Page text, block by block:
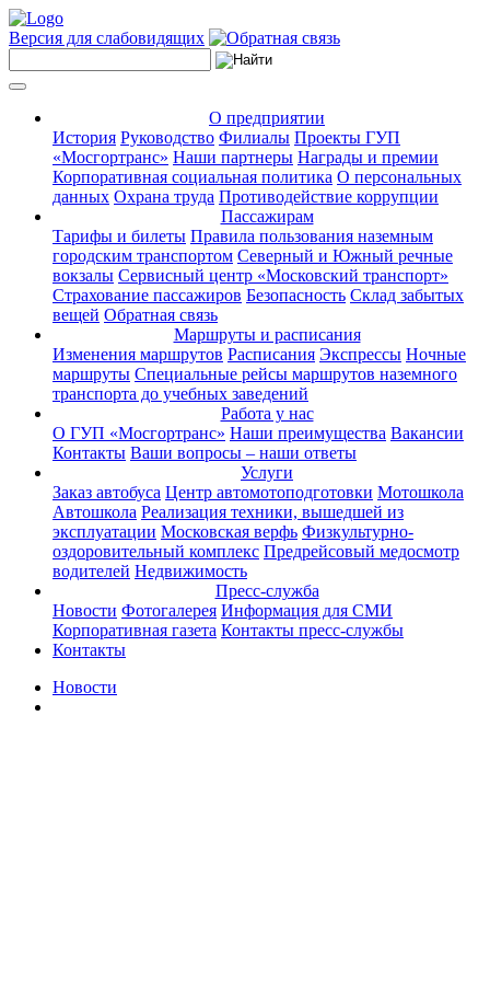
Версия для слабовидящих
О предприятии
История Руководство Филиалы Проекты ГУП
«Мосгортранс» Наши партнеры Награды и премии
Корпоративная социальная политика О персональных
данных Охрана труда Противодействие коррупции
Пассажирам
Тарифы и билеты Правила пользования наземным
городским транспортом Северный и Южный речные
вокзалы Сервисный центр «Московский транспорт»
Страхование пассажиров Безопасность Склад забытых
вещей Обратная связь
Маршруты и расписания
Изменения маршрутов Расписания Экспрессы Ночные
маршруты Специальные рейсы маршрутов наземного
транспорта до учебных заведений
Работа у нас
О ГУП «Мосгортранс» Наши преимущества Вакансии
Контакты Ваши вопросы – наши ответы
Услуги
Заказ автобуса Центр автомотоподготовки Мотошкола
Автошкола Реализация техники, вышедшей из
эксплуатации Московская верфь Физкультурно-
оздоровительный комплекс Предрейсовый медосмотр
водителей Недвижимость
Пресс-служба
Новости Фотогалерея Информация для СМИ
Корпоративная газета Контакты пресс-службы
Контакты
Новости